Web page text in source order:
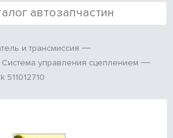
автозапчастин
и трансмиссия
Система управления сцеплением
511012710